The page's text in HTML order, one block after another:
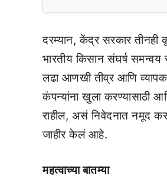
दरम्यान, केंद्र सरकार तीनही
भारतीय किसान संघर्ष
लढा आणखी तीव्र आणि व्यापक
कंपन्यांना खुला करण्यासाठी
राहील, असं निवेदनात नमूद
जाहीर केलं आहे.
महत्वाच्या बातम्या